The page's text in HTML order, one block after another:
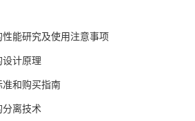
能研究及使用注意事项
计原理
和购买指南
离技术